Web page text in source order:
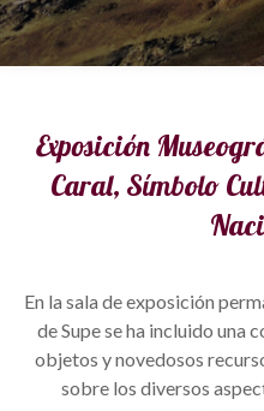
Exposición
Caral, Símbolo
En la sala de exposición
de Supe se ha incluido una
objetos y novedosos
sobre los diversos